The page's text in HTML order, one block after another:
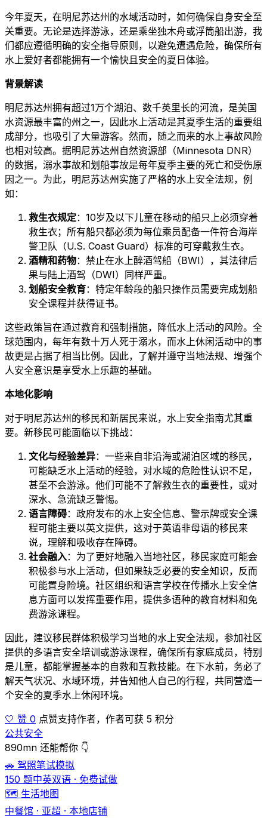
今年夏天，在明尼苏达州的水域活动时，如何确保自身安全至
关重要。无论是选择游泳，还是乘坐独木舟或浮筒船出游，我
们都应遵循明确的安全指导原则，以避免遭遇危险，确保所有
水上爱好者都能拥有一个愉快且安全的夏日体验。
背景解读
明尼苏达州拥有超过1万个湖泊、数千英里长的河流，是美国
水资源最丰富的州之一，因此水上活动是其夏季生活的重要组
成部分，也吸引了大量游客。然而，随之而来的水上事故风险
也相对较高。据明尼苏达州自然资源部（Minnesota DNR）
的数据，溺水事故和划船事故是每年夏季主要的死亡和受伤原
因之一。为此，明尼苏达州实施了严格的水上安全法规，例
如：
救生衣规定：10岁及以下儿童在移动的船只上必须穿着
救生衣；所有船只都必须为每位乘员配备一件符合海岸
警卫队（U.S. Coast Guard）标准的可穿戴救生衣。
酒精和药物：禁止在水上醉酒驾船（BWI），其法律后
果与陆上酒驾（DWI）同样严重。
划船安全教育：特定年龄段的船只操作员需要完成划船
安全课程并获得证书。
这些政策旨在通过教育和强制措施，降低水上活动的风险。全
球范围内，每年有数十万人死于溺水，而水上休闲活动中的事
故更是占据了相当比例。因此，了解并遵守当地法规、增强个
人安全意识是享受水上乐趣的基础。
本地化影响
对于明尼苏达州的移民和新居民来说，水上安全指南尤其重
要。新移民可能面临以下挑战：
文化与经验差异：一些来自非沿海或湖泊区域的移民，
可能缺乏水上活动的经验，对水域的危险性认识不足，
甚至不会游泳。他们可能不了解救生衣的重要性，或对
深水、急流缺乏警惕。
语言障碍：政府发布的水上安全信息、警示牌或安全课
程可能主要以英文提供，这对于英语非母语的移民来
说，理解和吸收存在障碍。
社会融入：为了更好地融入当地社区，移民家庭可能会
积极参与水上活动，但如果缺乏必要的安全知识，反而
可能置身险境。社区组织和语言学校在传播水上安全信
息方面可以发挥重要作用，提供多语种的教育材料和免
费游泳课程。
因此，建议移民群体积极学习当地的水上安全法规，参加社区
提供的多语言安全培训或游泳课程，确保所有家庭成员，特别
是儿童，都能掌握基本的自救和互救技能。在下水前，务必了
解天气状况、水域环境，并告知他人自己的行程，共同营造一
个安全的夏季水上休闲环境。
🤍 赞 0 点赞支持作者，作者可获 5 积分
公共安全
890mn 还能帮你 👇
🚗 驾照笔试模拟
150 题中英双语 · 免费试做
🗺️ 生活地图
中餐馆 · 亚超 · 本地店铺